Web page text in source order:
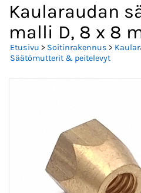
Kaularaudan
malli D, 8 x 8
Etusivu > Soitinrakennus >
Säätömutterit & peitelevyt